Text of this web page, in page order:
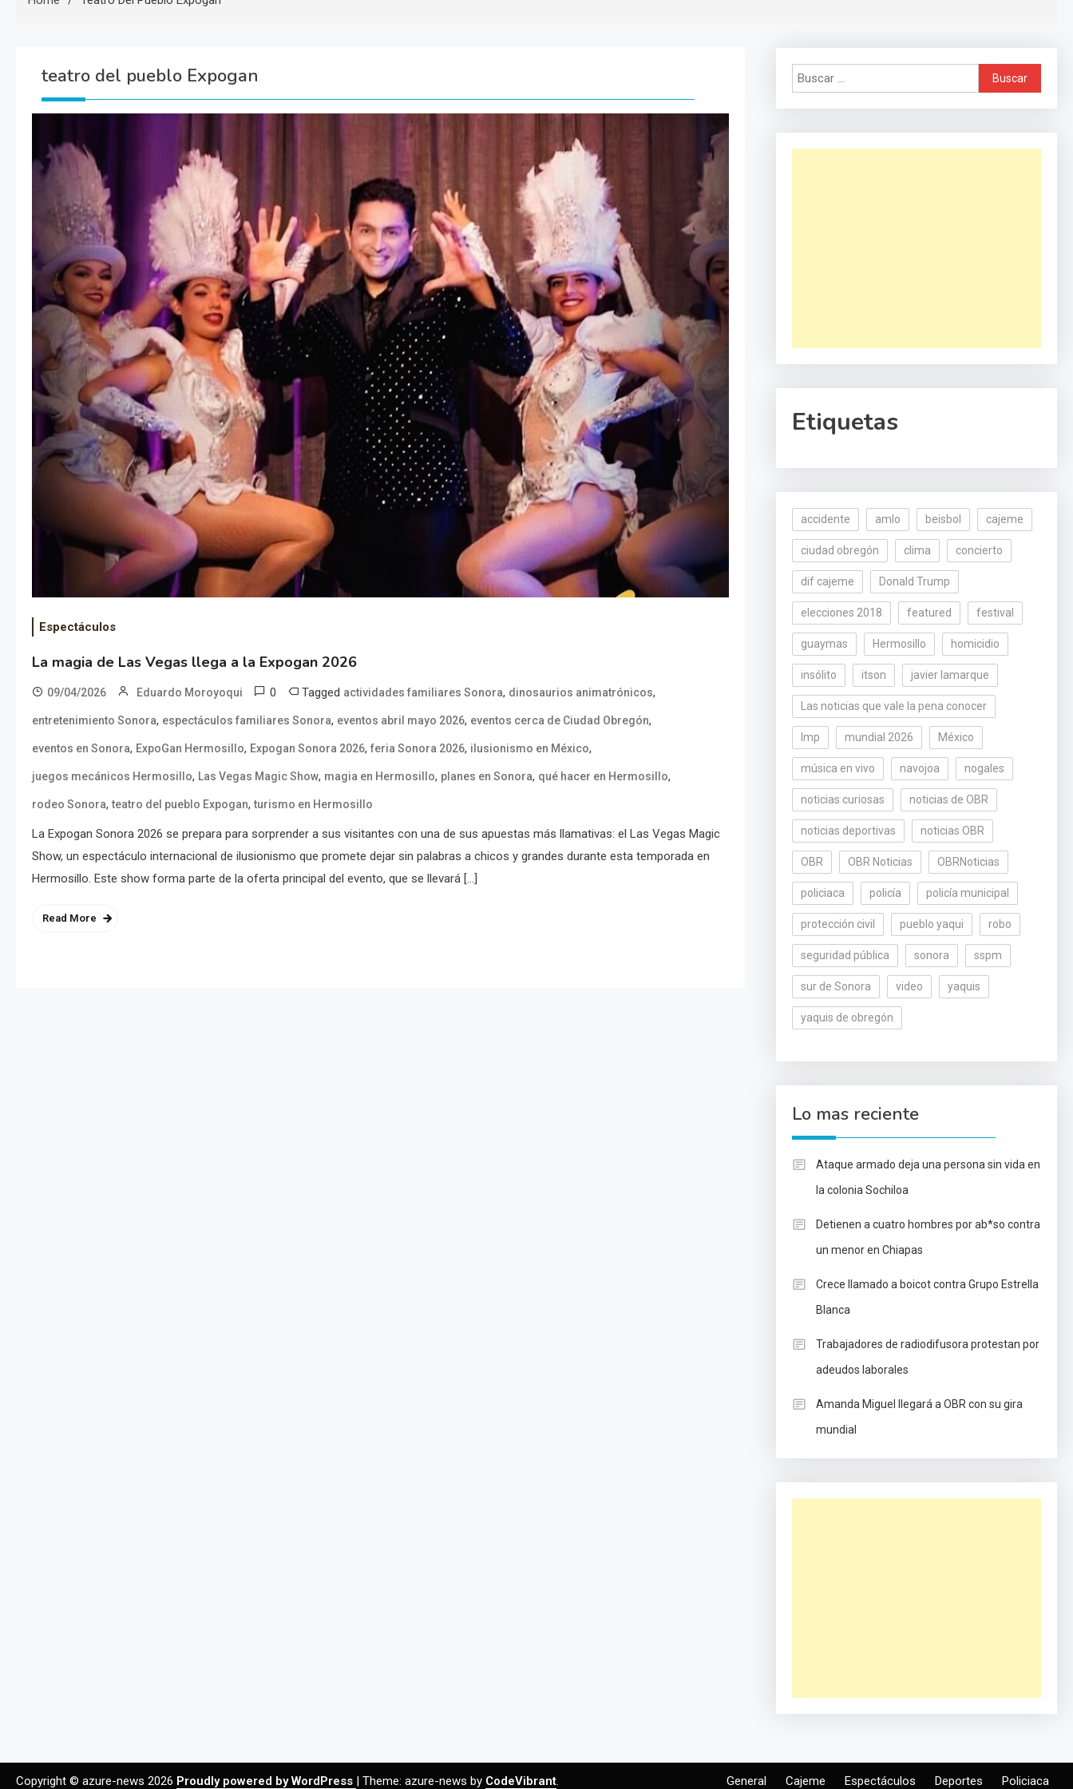
teatro del pueblo Expogan
Espectáculos
La magia de Las Vegas llega a la Expogan 2026
09/04/2026 Eduardo Moroyoqui 0 Tagged actividades familiares Sonora, dinosaurios animatrónicos,
entretenimiento Sonora, espectáculos familiares Sonora, eventos abril mayo 2026, eventos cerca de Ciudad Obregón,
eventos en Sonora, ExpoGan Hermosillo, Expogan Sonora 2026, feria Sonora 2026, ilusionismo en México,
juegos mecánicos Hermosillo, Las Vegas Magic Show, magia en Hermosillo, planes en Sonora, qué hacer en Hermosillo,
rodeo Sonora,teatro del pueblo Expogan,turismo en Hermosillo
La Expogan Sonora 2026 se prepara para sorprender a sus visitantes con una de sus apuestas más llamativas: el Las Vegas Magic
Show, un espectáculo internacional de ilusionismo que promete dejar sin palabras a chicos y grandes durante esta temporada en
Hermosillo. Este show forma parte de la oferta principal del evento, que se llevará […]
Read More
Buscar:
Etiquetas
accidente amlo beisbol cajeme
ciudad obregón clima concierto
dif cajeme Donald Trump
elecciones 2018 featured festival
guaymas Hermosillo homicidio
insólito itson javier lamarque
Las noticias que vale la pena conocer
lmp mundial 2026 México
música en vivo navojoa nogales
noticias curiosas noticias de OBR
noticias deportivas noticias OBR
OBR OBR Noticias OBRNoticias
policiaca policía policía municipal
protección civil pueblo yaqui robo
seguridad pública sonora sspm
sur de Sonora video yaquis
yaquis de obregón
Lo mas reciente
Ataque armado deja una persona sin vida en
la colonia Sochiloa
Detienen a cuatro hombres por ab*so contra
un menor en Chiapas
Crece llamado a boicot contra Grupo Estrella
Blanca
Trabajadores de radiodifusora protestan por
adeudos laborales
Amanda Miguel llegará a OBR con su gira
mundial
Copyright © azure-news 2026 Proudly powered by WordPress | Theme: azure-news by CodeVibrant. General Cajeme Espectáculos Deportes Policiaca